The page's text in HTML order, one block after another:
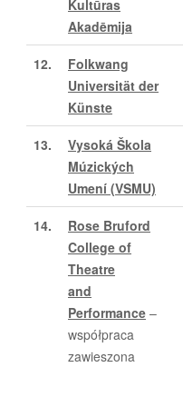
Kultūras
Akadēmija
12.
Folkwang
Universität der
Künste
13.
Vysoká Škola
Múzických
Umení (VSMU)
14.
Rose Bruford
College of
Theatre
and
Performance –
współpraca
zawieszona